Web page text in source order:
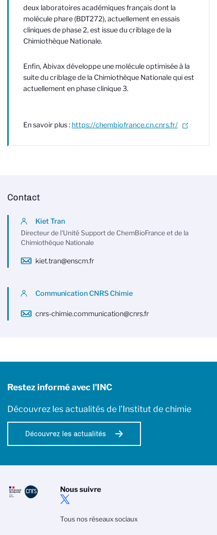
deux laboratoires académiques français dont la
molécule phare (BDT272), actuellement en essais
cliniques de phase 2, est issue du criblage de la
Chimiothèque Nationale.
Enfin, Abivax développe une molécule optimisée à la
suite du criblage de la Chimiothèque Nationale qui est
actuellement en phase clinique 3.
En savoir plus : https://chembiofrance.cn.cnrs.fr/
Contact
Kiet Tran
Directeur de l'Unité Support de ChemBioFrance et de la
Chimiothèque Nationale
kiet.tran@enscm.fr
Communication CNRS Chimie
cnrs-chimie.communication@cnrs.fr
Restez informé avec l'INC
Découvrez les actualités de l’Institut de chimie
Découvrez les actualités
Nous suivre
Tous nos réseaux sociaux